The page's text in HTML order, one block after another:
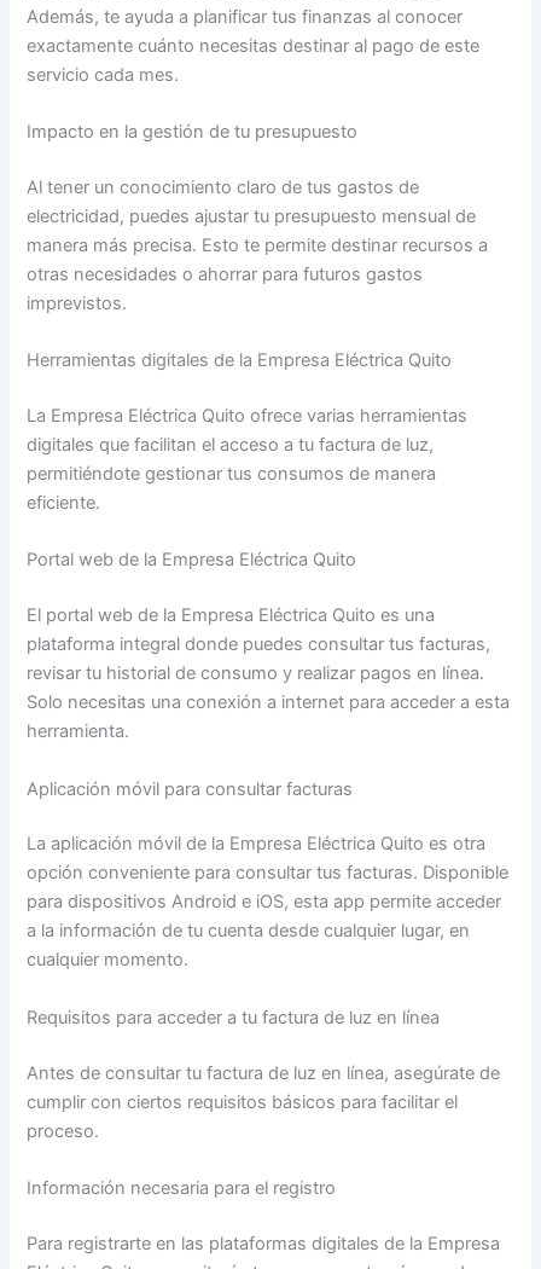
Además, te ayuda a planificar tus finanzas al conocer
exactamente cuánto necesitas destinar al pago de este
servicio cada mes.
Impacto en la gestión de tu presupuesto
Al tener un conocimiento claro de tus gastos de
electricidad, puedes ajustar tu presupuesto mensual de
manera más precisa. Esto te permite destinar recursos a
otras necesidades o ahorrar para futuros gastos
imprevistos.
Herramientas digitales de la Empresa Eléctrica Quito
La Empresa Eléctrica Quito ofrece varias herramientas
digitales que facilitan el acceso a tu factura de luz,
permitiéndote gestionar tus consumos de manera
eficiente.
Portal web de la Empresa Eléctrica Quito
El portal web de la Empresa Eléctrica Quito es una
plataforma integral donde puedes consultar tus facturas,
revisar tu historial de consumo y realizar pagos en línea.
Solo necesitas una conexión a internet para acceder a esta
herramienta.
Aplicación móvil para consultar facturas
La aplicación móvil de la Empresa Eléctrica Quito es otra
opción conveniente para consultar tus facturas. Disponible
para dispositivos Android e iOS, esta app permite acceder
a la información de tu cuenta desde cualquier lugar, en
cualquier momento.
Requisitos para acceder a tu factura de luz en línea
Antes de consultar tu factura de luz en línea, asegúrate de
cumplir con ciertos requisitos básicos para facilitar el
proceso.
Información necesaria para el registro
Para registrarte en las plataformas digitales de la Empresa